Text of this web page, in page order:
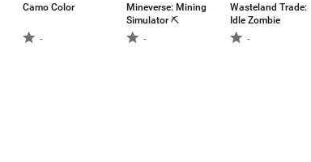
Camo Color
-
Mineverse: Mining
Simulator ⛏️
-
Wasteland Trade:
Idle Zombie
-